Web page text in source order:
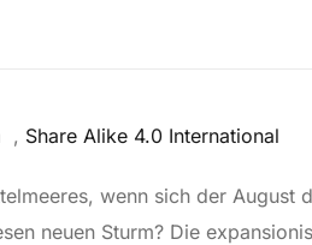
, Share Alike 4.0 International
wenn sich der August
neuen Sturm? Die